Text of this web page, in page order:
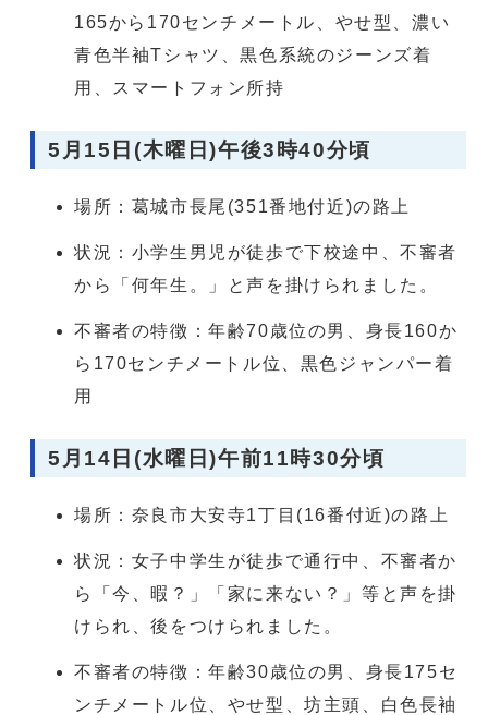
165から170センチメートル、やせ型、濃い
青色半袖Tシャツ、黒色系統のジーンズ着
用、スマートフォン所持
5月15日(木曜日)午後3時40分頃
場所：葛城市長尾(351番地付近)の路上
状況：小学生男児が徒歩で下校途中、不審者
から「何年生。」と声を掛けられました。
不審者の特徴：年齢70歳位の男、身長160か
ら170センチメートル位、黒色ジャンパー着
用
5月14日(水曜日)午前11時30分頃
場所：奈良市大安寺1丁目(16番付近)の路上
状況：女子中学生が徒歩で通行中、不審者か
ら「今、暇？」「家に来ない？」等と声を掛
けられ、後をつけられました。
不審者の特徴：年齢30歳位の男、身長175セ
ンチメートル位、やせ型、坊主頭、白色長袖